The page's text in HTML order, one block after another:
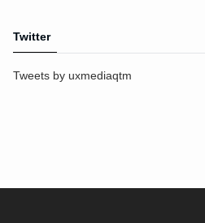
Twitter
Tweets by uxmediaqtm